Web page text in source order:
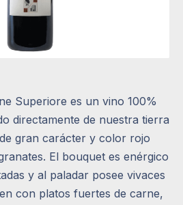
Superiore es un vino 100%
directamente de nuestra tierra
gran carácter y color rojo
El bouquet es enérgico
y al paladar posee vivaces
con platos fuertes de carne,